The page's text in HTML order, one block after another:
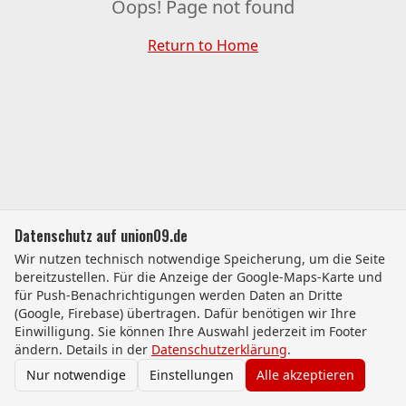
Oops! Page not found
Return to Home
Datenschutz auf union09.de
Wir nutzen technisch notwendige Speicherung, um die Seite
bereitzustellen. Für die Anzeige der Google-Maps-Karte und
für Push-Benachrichtigungen werden Daten an Dritte
(Google, Firebase) übertragen. Dafür benötigen wir Ihre
Einwilligung. Sie können Ihre Auswahl jederzeit im Footer
ändern. Details in der Datenschutzerklärung.
Nur notwendige
Einstellungen Alle akzeptieren